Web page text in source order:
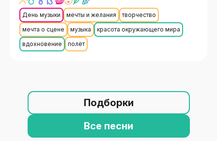
День музыки мечты и желания
творчество
мечта о сцене
музыка
красота окружающего мира
вдохновение
полёт
Подборки
Все песни